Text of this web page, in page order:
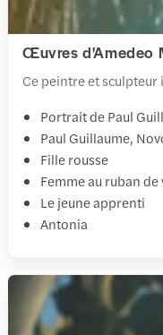
Œuvres d'Amedeo
Ce peintre et
Portrait de Paul
Paul Guillaume,
Fille rousse
Femme au ruban de
Le jeune apprenti
Antonia